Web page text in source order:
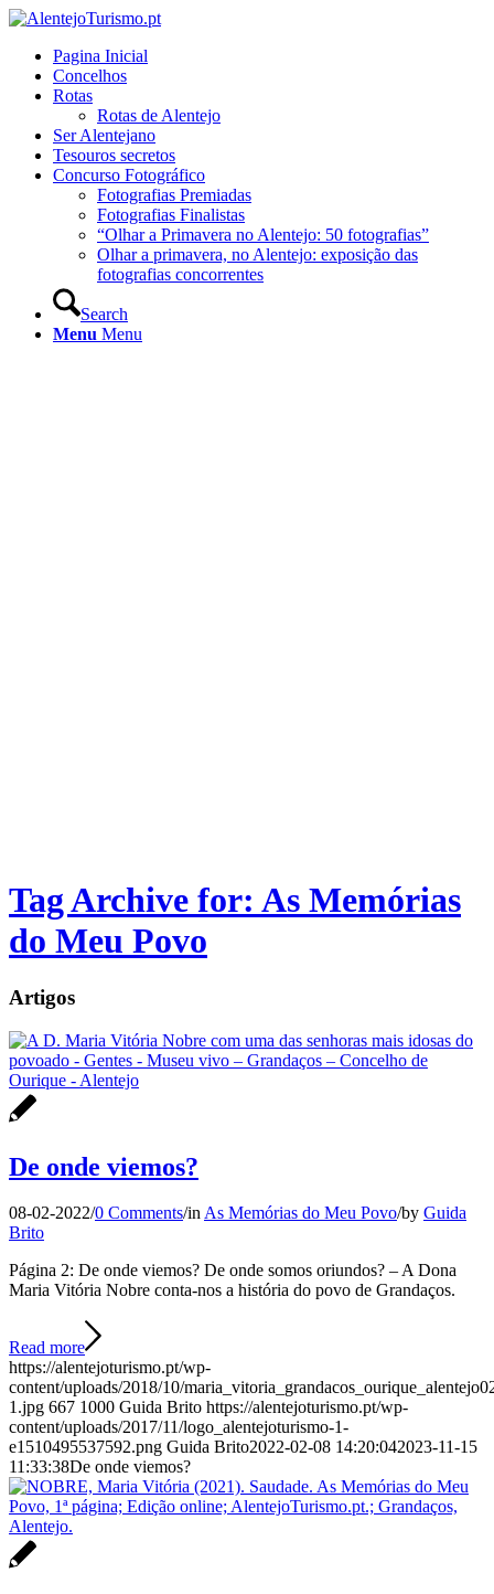
Pagina Inicial
Concelhos
Rotas
Rotas de Alentejo
Ser Alentejano
Tesouros secretos
Concurso Fotográfico
Fotografias Premiadas
Fotografias Finalistas
“Olhar a Primavera no Alentejo: 50 fotografias”
Olhar a primavera, no Alentejo: exposição das
fotografias concorrentes
Search
Menu Menu
Tag Archive for: As Memórias
do Meu Povo
Artigos
De onde viemos?
08-02-2022/0 Comments/inAs Memórias do Meu Povo/by Guida
Brito
Página 2: De onde viemos? De onde somos oriundos? – A Dona
Maria Vitória Nobre conta-nos a história do povo de Grandaços.
Read more
https://alentejoturismo.pt/wp-
content/uploads/2018/10/
1.jpg 667 1000 Guida Brito https://alentejoturismo.pt/wp-
content/uploads/2017/11/logo_alentejoturismo-1-
e1510495537592.png Guida Brito2022-02-08 14:20:042023-11-15
11:33:38De onde viemos?